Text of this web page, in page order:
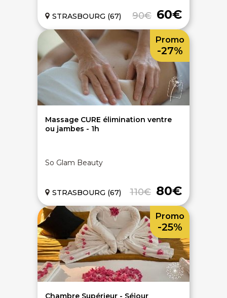
90€ 60€
STRASBOURG (67)
Massage CURE élimination ventre
ou jambes - 1h
So Glam Beauty
110€ 80€
STRASBOURG (67)
Promo
-27%
Chambre Supérieur - Séjour
Promo
-25%